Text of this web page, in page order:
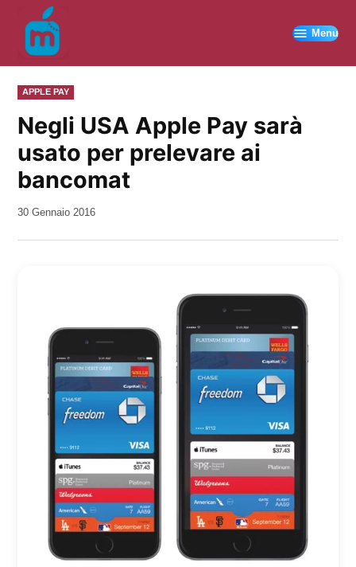
contenuto
Menu
PUBBLICATO
IN
APPLE PAY
Negli USA Apple Pay sarà
usato per prelevare ai
bancomat
da
30 Gennaio 2016